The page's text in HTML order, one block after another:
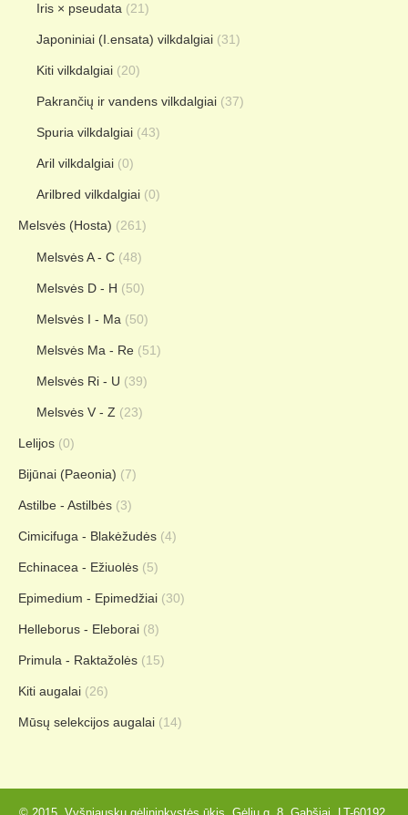
Iris × pseudata (21)
Japoniniai (I.ensata) vilkdalgiai (31)
Kiti vilkdalgiai (20)
Pakrančių ir vandens vilkdalgiai (37)
Spuria vilkdalgiai (43)
Aril vilkdalgiai (0)
Arilbred vilkdalgiai (0)
Melsvės (Hosta) (261)
Melsvės A - C (48)
Melsvės D - H (50)
Melsvės I - Ma (50)
Melsvės Ma - Re (51)
Melsvės Ri - U (39)
Melsvės V - Z (23)
Lelijos (0)
Bijūnai (Paeonia) (7)
Astilbe - Astilbės (3)
Cimicifuga - Blakėžudės (4)
Echinacea - Ežiuolės (5)
Epimedium - Epimedžiai (30)
Helleborus - Eleborai (8)
Primula - Raktažolės (15)
Kiti augalai (26)
Mūsų selekcijos augalai (14)